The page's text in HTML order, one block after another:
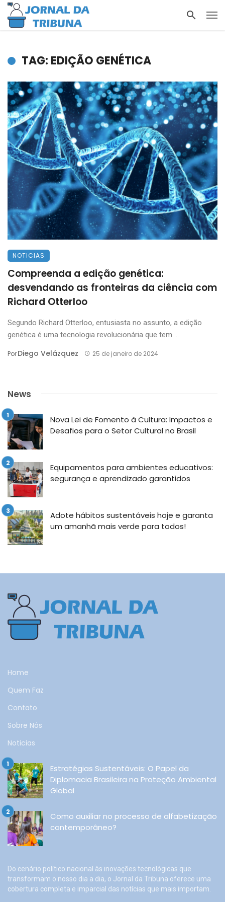
TAG: EDIÇÃO GENÉTICA
NOTICIAS
Compreenda a edição genética:
desvendando as fronteiras da ciência com
Richard Otterloo
Segundo Richard Otterloo, entusiasta no assunto, a edição
genética é uma tecnologia revolucionária que tem ...
PorDiego Velázquez 25 de janeiro de 2024
News
Nova Lei de Fomento à Cultura: Impactos e
Desafios para o Setor Cultural no Brasil
Equipamentos para ambientes educativos:
segurança e aprendizado garantidos
Adote hábitos sustentáveis hoje e garanta
um amanhã mais verde para todos!
Home
Quem Faz
Contato
Sobre Nós
Noticias
Estratégias Sustentáveis: O Papel da
Diplomacia Brasileira na Proteção Ambiental
Global
Como auxiliar no processo de alfabetização
contemporâneo?
Do cenário político nacional às inovações tecnológicas que
transformam o nosso dia a dia, o Jornal da Tribuna oferece uma
cobertura completa e imparcial das notícias que mais importam.